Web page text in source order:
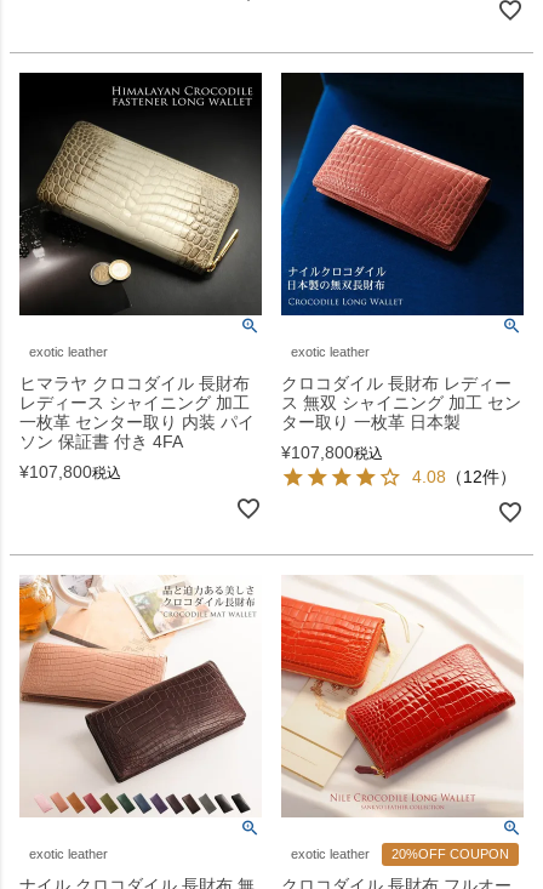
exotic leather
ヒマラヤ クロコダイル 長財布
レディース シャイニング 加工
一枚革 センター取り 内装 パイ
ソン 保証書 付き 4FA
¥107,800税込
exotic leather
クロコダイル 長財布 レディー
ス 無双 シャイニング 加工 セン
ター取り 一枚革 日本製
¥107,800税込
4.08 （12件）
exotic leather exotic leather 20%OFF COUPON